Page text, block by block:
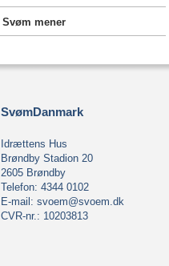
Svøm mener
SvømDanmark
Idrættens Hus
Brøndby Stadion 20
2605 Brøndby
Telefon: 4344 0102
E-mail: svoem@svoem.dk
CVR-nr.: 10203813